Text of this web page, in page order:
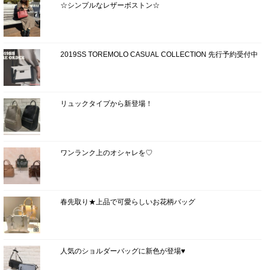
☆シンプルなレザーボストン☆
2019SS TOREMOLO CASUAL COLLECTION 先行予約受付中
リュックタイプから新登場！
ワンランク上のオシャレを♡
春先取り★上品で可愛らしいお花柄バッグ
人気のショルダーバッグに新色が登場♥